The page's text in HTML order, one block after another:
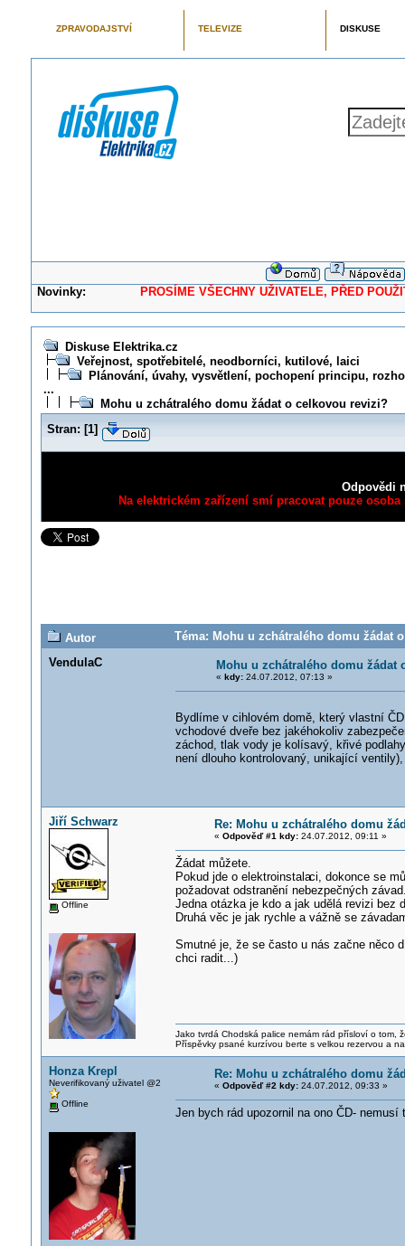
ZPRAVODAJSTVÍ TELEVIZE DISKUSE
Novinky: PROSÍME VŠECHNY UŽIVATELE, PŘED
Diskuse Elektrika.cz
Veřejnost, spotřebitelé, neodborníci, kutilové, laici
Plánování, úvahy, vysvětlení, pochopení principu,
...
Mohu u zchátralého domu žádat o celkovou revizi?
Stran: [1]
Odpovědi
Na elektrickém zařízení smí pracovat pouze
Autor
Téma: Mohu u zchátralého domu žádat
VendulaC
Mohu u zchátralého domu žádat
« kdy:24.07.2012, 07:13 »
Bydlíme v cihlovém domě, který vlastní
vchodové dveře bez jakéhokoliv
záchod, tlak vody je kolísavý, křivé
není dlouho kontrolovaný, unikající
Jiří Schwarz
Offline
Re: Mohu u zchátralého domu
« Odpověď #1 kdy:24.07.2012, 09:11 »
Žádat můžete.
Pokud jde o elektroinstalaci, dokonce se
požadovat odstranění nebezpečných
Jedna otázka je kdo a jak udělá revizi bez
Druhá věc je jak rychle a vážně se
Smutné je, že se často u nás začne něco
chci radit...)
Jako tvrdá Chodská palice nemám rád přísloví o tom,
Příspěvky psané kurzívou berte s velkou rezervou a
Honza Krepl
Neverifikovaný uživatel @2
Offline
Re: Mohu u zchátralého domu
« Odpověď #2 kdy:24.07.2012, 09:33 »
Jen bych rád upozornil na ono ČD-